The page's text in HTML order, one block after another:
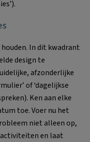
In dit kwadrant
design te
afzonderlijke
of ‘dagelijkse
Ken aan elke
toe. Voer nu het
niet alleen op,
en laat